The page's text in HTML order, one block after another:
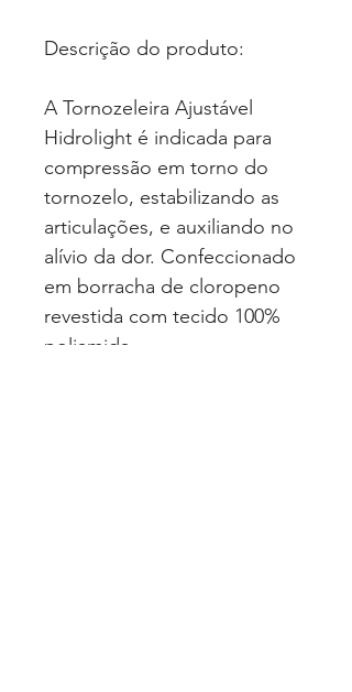
Descrição do produto:
A Tornozeleira Ajustável
Hidrolight é indicada para
compressão em torno do
tornozelo, estabilizando as
articulações, e auxiliando no
alívio da dor. Confeccionado
em borracha de cloropeno
revestida com tecido 100%
poliamida.